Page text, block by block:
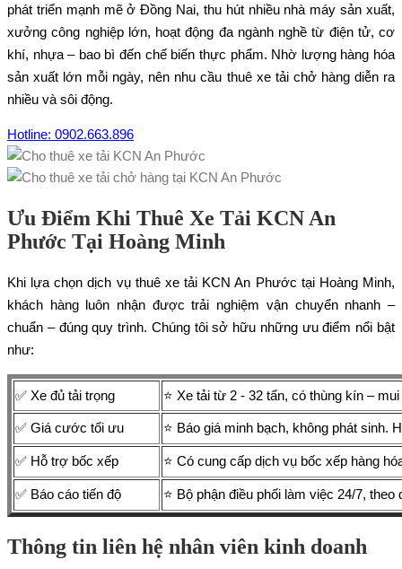
phát triển mạnh mẽ ở Đồng Nai, thu hút nhiều nhà máy sản xuất,
xưởng công nghiệp lớn, hoạt động đa ngành nghề từ điện tử, cơ
khí, nhựa – bao bì đến chế biến thực phẩm. Nhờ lượng hàng hóa
sản xuất lớn mỗi ngày, nên nhu cầu thuê xe tải chở hàng diễn ra
nhiều và sôi động.
Hotline: 0902.663.896
Ưu Điểm Khi Thuê Xe Tải KCN An
Phước Tại Hoàng Minh
Khi lựa chọn dịch vụ thuê xe tải KCN An Phước tại Hoàng Minh,
khách hàng luôn nhận được trải nghiệm vận chuyển nhanh –
chuẩn – đúng quy trình. Chúng tôi sở hữu những ưu điểm nổi bật
như:
✅ Xe đủ tải trọng ⭐ Xe tải từ 2 - 32 tấn, có thùng kín –
✅ Giá cước tối ưu ⭐ Báo giá minh bạch, không phát sinh.
✅ Hỗ trợ bốc xếp ⭐ Có cung cấp dịch vụ bốc xếp hàng
✅ Báo cáo tiến độ ⭐ Bộ phận điều phối làm việc 24/7,
Thông tin liên hệ nhân viên kinh doanh